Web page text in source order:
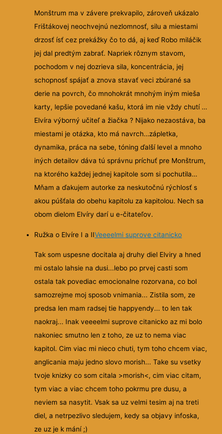
Monštrum ma v závere prekvapilo, zároveň ukázalo
Frištákovej neochvejnú nezlomnosť, silu a miestami
drzosť ísť cez prekážky čo to dá, aj keď Robo miláčik
jej dal predtým zabrať. Napriek rôznym stavom,
pochodom v nej dozrieva sila, koncentrácia, jej
schopnosť spájať a znova stavať veci zbúrané sa
derie na povrch, čo mnohokrát mnohým iným mieša
karty, lepšie povedané kašu, ktorá im nie vždy chutí …
Elvíra výborný učiteľ a žiačka ? Nijako nezaostáva, ba
miestami je otázka, kto má navrch…zápletka,
dynamika, práca na sebe, tóning ďalší level a mnoho
iných detailov dáva tú správnu príchuť pre Monštrum,
na ktorého každej jednej kapitole som si pochutila…
Mňam a ďakujem autorke za neskutočnú rýchlosť s
akou púšťala do obehu kapitolu za kapitolou. Nech sa
obom dielom Elvíry darí u e-čitateľov.
Ružka o Elvíre I a IIVeeeelmi suprove citanicko
Tak som uspesne docitala aj druhy diel Elviry a hned
mi ostalo lahsie na dusi...lebo po prvej casti som
ostala tak povediac emocionalne rozorvana, co bol
samozrejme moj sposob vnimania... Zistila som, ze
predsa len mam radsej tie happyendy... to len tak
naokraj... Inak veeeelmi suprove citanicko az mi bolo
nakoniec smutno len z toho, ze uz to nema viac
kapitol. Cim viac mi nieco chuti, tym toho chcem viac,
anglicania maju jedno slovo morish... Take su vsetky
tvoje knizky co som citala >morish<, cim viac citam,
tym viac a viac chcem toho pokrmu pre dusu, a
neviem sa nasytit. Vsak sa uz velmi tesim aj na treti
diel, a netrpezlivo sledujem, kedy sa objavy infoska,
ze uz je k mání ;)